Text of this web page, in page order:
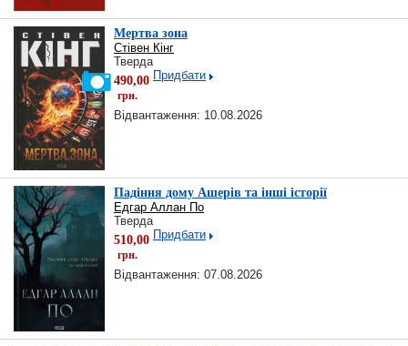
Мертва зона
Стівен Кінг
Тверда
490,00
грн.
Придбати
Відвантаження: 10.08.2026
Падіння дому Ашерів та інші історії
Едгар Аллан По
Тверда
510,00
грн.
Придбати
Відвантаження: 07.08.2026